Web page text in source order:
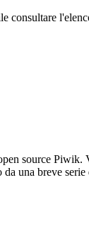
consultare
source
una breve